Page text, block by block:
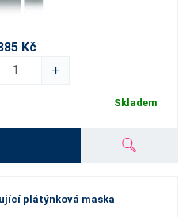
Kč
+
Skladem
plátýnková maska